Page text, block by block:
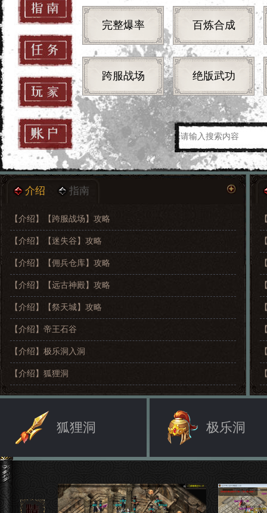
完整爆率 百炼合成
跨服战场 绝版武功
介绍 指南
【介绍】 【跨服战场】攻略
【介绍】 【迷失谷】攻略
【介绍】 【佣兵仓库】攻略
【介绍】 【远古神殿】攻略
【介绍】 【祭天城】攻略
【介绍】 帝王石谷
【介绍】 极乐洞入洞
【介绍】 狐狸洞
狐狸洞 极乐洞